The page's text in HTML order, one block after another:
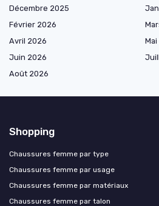
Décembre 2025
Février 2026
Avril 2026
Juin 2026
Août 2026
Shopping
Chaussures femme par type
Chaussures femme par usage
Chaussures femme par matériaux
Chaussures femme par talon